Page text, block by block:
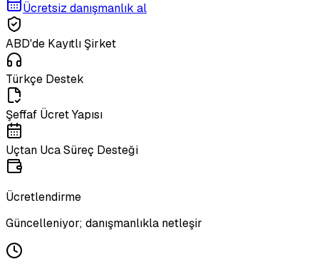
Ücretsiz danışmanlık al
ABD'de Kayıtlı Şirket
Türkçe Destek
Şeffaf Ücret Yapısı
Uçtan Uca Süreç Desteği
Ücretlendirme
Güncelleniyor; danışmanlıkla netleşir